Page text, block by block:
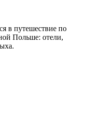
в путешествие по
Польше: отели,